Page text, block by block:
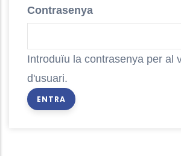
Contrasenya
Introduïu la contrasenya per al
d'usuari.